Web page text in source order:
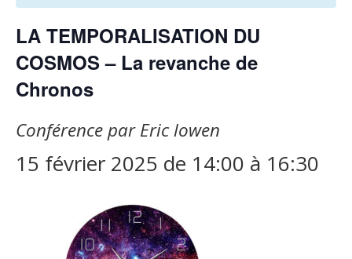
LA TEMPORALISATION DU
COSMOS – La revanche de
Chronos
Conférence par Eric lowen
15 février 2025 de 14:00 à 16:30